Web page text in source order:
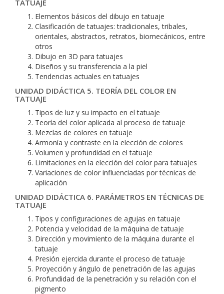
TATUAJE
Elementos básicos del dibujo en tatuaje
Clasificación de tatuajes: tradicionales, tribales,
orientales, abstractos, retratos, biomecánicos, entre
otros
Dibujo en 3D para tatuajes
Diseños y su transferencia a la piel
Tendencias actuales en tatuajes
UNIDAD DIDÁCTICA 5. TEORÍA DEL COLOR EN
TATUAJE
Tipos de luz y su impacto en el tatuaje
Teoría del color aplicada al proceso de tatuaje
Mezclas de colores en tatuaje
Armonía y contraste en la elección de colores
Volumen y profundidad en el tatuaje
Limitaciones en la elección del color para tatuajes
Variaciones de color influenciadas por técnicas de
aplicación
UNIDAD DIDÁCTICA 6. PARÁMETROS EN TÉCNICAS DE
TATUAJE
Tipos y configuraciones de agujas en tatuaje
Potencia y velocidad de la máquina de tatuaje
Dirección y movimiento de la máquina durante el
tatuaje
Presión ejercida durante el proceso de tatuaje
Proyección y ángulo de penetración de las agujas
Profundidad de la penetración y su relación con el
pigmento